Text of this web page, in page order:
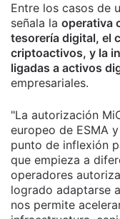
Entre los casos de
señala la operativa
tesorería digital, el
criptoactivos, y la
ligadas a activos
empresariales.
"La autorización
europeo de ESMA
punto de inflexión
que empieza a
operadores
logrado adaptarse
nos permite